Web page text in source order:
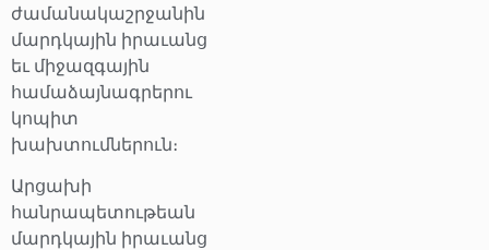
ժամանակաշրջանին
մարդկային իրաւանց
եւ միջազգային
համաձայնագրերու
կոպիտ
խախտումներուն։
Արցախի
հանրապետութեան
մարդկային իրաւանց